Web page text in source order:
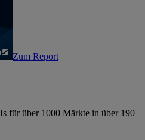
Zum Report
für über 1000 Märkte in über 190